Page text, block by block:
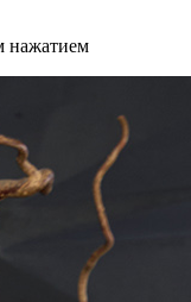
нажатием